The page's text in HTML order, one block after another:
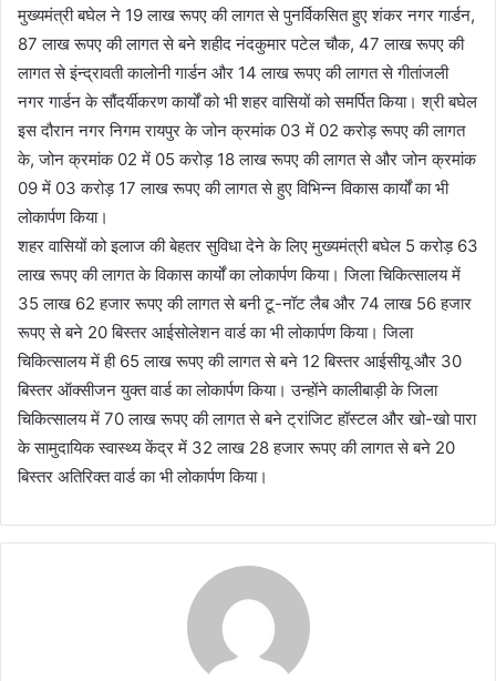
मुख्यमंत्री बघेल ने 19 लाख रूपए की लागत से पुनर्विकसित हुए शंकर नगर गार्डन,
87 लाख रूपए की लागत से बने शहीद नंदकुमार पटेल चौक, 47 लाख रूपए की
लागत से इंन्द्रावती कालोनी गार्डन और 14 लाख रूपए की लागत से गीतांजली
नगर गार्डन के सौंदर्यीकरण कार्यों को भी शहर वासियों को समर्पित किया। श्री बघेल
इस दौरान नगर निगम रायपुर के जोन क्रमांक 03 में 02 करोड़ रूपए की लागत
के, जोन क्रमांक 02 में 05 करोड़ 18 लाख रूपए की लागत से और जोन क्रमांक
09 में 03 करोड़ 17 लाख रूपए की लागत से हुए विभिन्न विकास कार्यों का भी
लोकार्पण किया।
शहर वासियों को इलाज की बेहतर सुविधा देने के लिए मुख्यमंत्री बघेल 5 करोड़ 63
लाख रूपए की लागत के विकास कार्यों का लोकार्पण किया। जिला चिकित्सालय में
35 लाख 62 हजार रूपए की लागत से बनी टू-नॉट लैब और 74 लाख 56 हजार
रूपए से बने 20 बिस्तर आईसोलेशन वार्ड का भी लोकार्पण किया। जिला
चिकित्सालय में ही 65 लाख रूपए की लागत से बने 12 बिस्तर आईसीयू और 30
बिस्तर ऑक्सीजन युक्त वार्ड का लोकार्पण किया। उन्होंने कालीबाड़ी के जिला
चिकित्सालय में 70 लाख रूपए की लागत से बने ट्रांजिट हॉस्टल और खो-खो पारा
के सामुदायिक स्वास्थ्य केंद्र में 32 लाख 28 हजार रूपए की लागत से बने 20
बिस्तर अतिरिक्त वार्ड का भी लोकार्पण किया।